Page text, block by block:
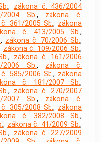
, zákona č. 436/2004
Sb., zákona č.
361/2005 Sb., zákona
č. 413/2005 Sb.,
, zákona č. 70/2006 Sb.,
, zákona č. 109/2006 Sb.,
, zákona č. 161/2006
Sb., zákona č.
585/2006 Sb., zákona
č. 181/2007 Sb.,
, zákona č. 270/2007
Sb., zákona č.
305/2008 Sb., zákona
č. 382/2008 Sb.,
, zákona č. 41/2009 Sb.,
, zákona č. 227/2009